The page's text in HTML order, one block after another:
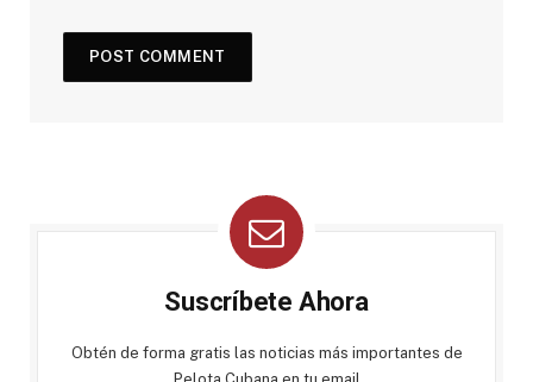
Suscríbete Ahora
Obtén de forma gratis las noticias más importantes de